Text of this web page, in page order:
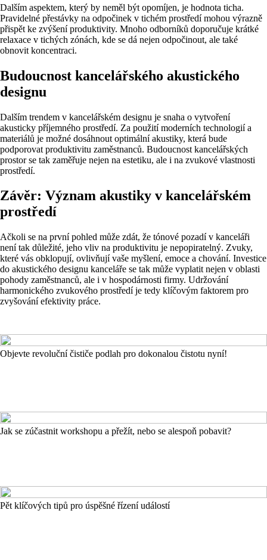
Dalším aspektem, který by neměl být opomíjen, je hodnota ticha.
Pravidelné přestávky na odpočinek v tichém prostředí mohou výrazně
přispět ke zvýšení produktivity. Mnoho odborníků doporučuje krátké
relaxace v tichých zónách, kde se dá nejen odpočinout, ale také
obnovit koncentraci.
Budoucnost kancelářského akustického
designu
Dalším trendem v kancelářském designu je snaha o vytvoření
akusticky příjemného prostředí. Za použití moderních technologií a
materiálů je možné dosáhnout optimální akustiky, která bude
podporovat produktivitu zaměstnanců. Budoucnost kancelářských
prostor se tak zaměřuje nejen na estetiku, ale i na zvukové vlastnosti
prostředí.
Závěr: Význam akustiky v kancelářském
prostředí
Ačkoli se na první pohled může zdát, že tónové pozadí v kanceláři
není tak důležité, jeho vliv na produktivitu je nepopiratelný. Zvuky,
které vás obklopují, ovlivňují vaše myšlení, emoce a chování. Investice
do akustického designu kanceláře se tak může vyplatit nejen v oblasti
pohody zaměstnanců, ale i v hospodárnosti firmy. Udržování
harmonického zvukového prostředí je tedy klíčovým faktorem pro
zvyšování efektivity práce.
Objevte revoluční čističe podlah pro dokonalou čistotu nyní!
Jak se zúčastnit workshopu a přežít, nebo se alespoň pobavit?
Pět klíčových tipů pro úspěšné řízení událostí